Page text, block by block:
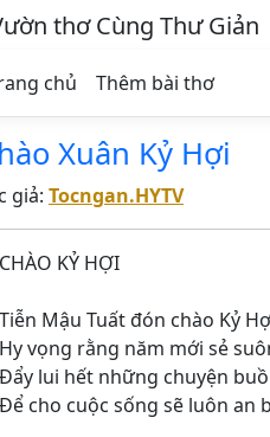
thơ Cùng Thư Giản
chủ Thêm bài thơ
Xuân Kỷ Hợi
giả: Tocngan.HYTV
CHÀO KỶ HỢI
Tiễn Mậu Tuất đón chào Kỷ
Hy vọng rằng năm mới sẻ
Đẩy lui hết những chuyện
Để cho cuộc sống sẽ luôn an